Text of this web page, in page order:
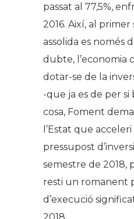
passat al 77,5%,
2016. Així, al
assolida es només
dubte, l’economia
dotar-se de la
-que ja es de per si
cosa, Foment
l’Estat que
pressupost
semestre de 2018,
resti un romanent
d’execució